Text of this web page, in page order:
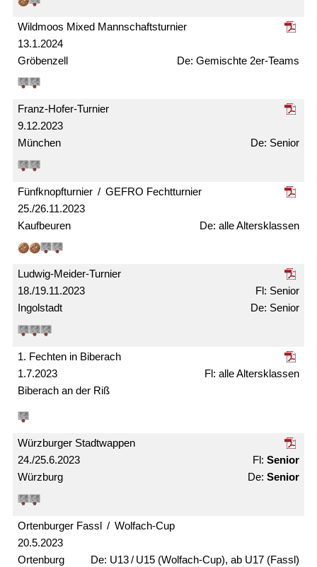
13.1.2024
Wildmoos Mixed Mann­schafts­turnier
Gröbenzell Gemischte 2er-Teams
9.12.2023
Franz-Hofer-Turnier
München Senior
25./26.11.2023
Fünfknopf­turnier / GEFRO Fecht­turnier
Kaufbeuren alle Alters­klassen
18./19.11.2023
Ludwig-Meider-Turnier
Ingolstadt
Senior
Senior
1.7.2023
1. Fechten in Biberach
Biberach an der Riß
alle Alters­klassen
24./25.6.2023
Würzburger Stadtwappen
Würzburg
Senior
Senior
20.5.2023
Ortenburger Fassl / Wolfach-Cup
Ortenburg U13 / U15 (Wolfach-Cup), ab U17 (Fassl)